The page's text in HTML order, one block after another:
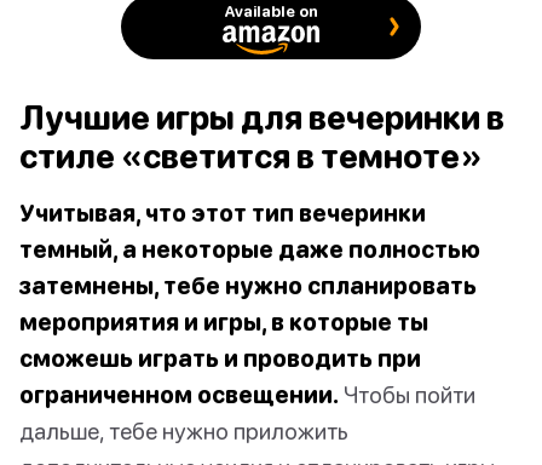
Available on
Лучшие игры для вечеринки в
стиле «светится в темноте»
Учитывая, что этот тип вечеринки
темный, а некоторые даже полностью
затемнены, тебе нужно спланировать
мероприятия и игры, в которые ты
сможешь играть и проводить при
ограниченном освещении. Чтобы пойти
дальше, тебе нужно приложить